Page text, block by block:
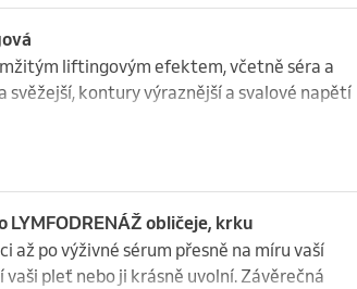
liftingovým efektem, včetně séra a
svěžejší, kontury výraznější a svalové napětí
LYMFODRENÁŽ obličeje, krku
až po výživné sérum přesně na míru vaší
pleť nebo ji krásně uvolní. Závěrečná